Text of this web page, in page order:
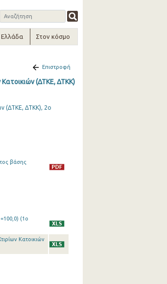
Ελλάδα Στον κόσμο
Επιστροφή
(ΔΤΚΕ, ΔΤΚΚ)
(ΔΤΚΕ, ΔΤΚΚ), 2ο
βάσης
(1o
Κατοικιών